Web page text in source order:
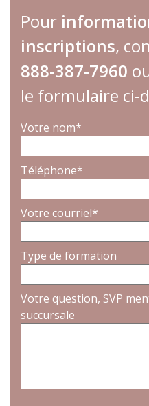
Pour
inscriptions,
888-387-7960
le formulaire ci-
Votre nom*
Téléphone*
Votre courriel*
Type de formation
Votre question, SVP
succursale